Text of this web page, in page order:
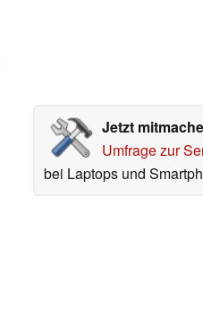
Jetzt
Umfrage zur
bei Laptops und